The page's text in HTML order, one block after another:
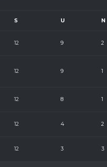
S U N
12 9 2
12 9 1
12 8 1
12 4 2
12 3 3